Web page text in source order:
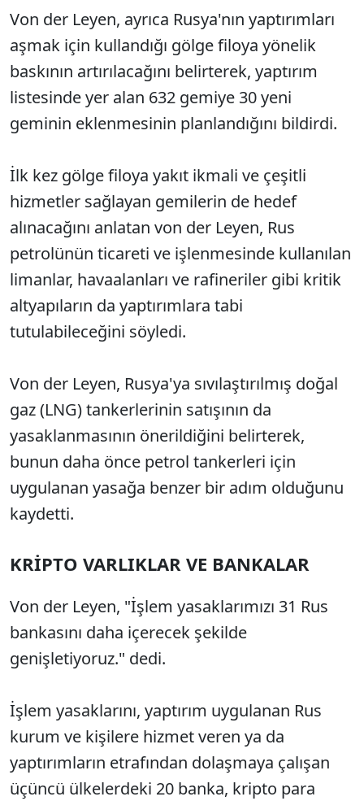
Von der Leyen, ayrıca Rusya'nın yaptırımları
aşmak için kullandığı gölge filoya yönelik
baskının artırılacağını belirterek, yaptırım
listesinde yer alan 632 gemiye 30 yeni
geminin eklenmesinin planlandığını bildirdi.
İlk kez gölge filoya yakıt ikmali ve çeşitli
hizmetler sağlayan gemilerin de hedef
alınacağını anlatan von der Leyen, Rus
petrolünün ticareti ve işlenmesinde kullanılan
limanlar, havaalanları ve rafineriler gibi kritik
altyapıların da yaptırımlara tabi
tutulabileceğini söyledi.
Von der Leyen, Rusya'ya sıvılaştırılmış doğal
gaz (LNG) tankerlerinin satışının da
yasaklanmasının önerildiğini belirterek,
bunun daha önce petrol tankerleri için
uygulanan yasağa benzer bir adım olduğunu
kaydetti.
KRİPTO VARLIKLAR VE BANKALAR
Von der Leyen, "İşlem yasaklarımızı 31 Rus
bankasını daha içerecek şekilde
genişletiyoruz." dedi.
İşlem yasaklarını, yaptırım uygulanan Rus
kurum ve kişilere hizmet veren ya da
yaptırımların etrafından dolaşmaya çalışan
üçüncü ülkelerdeki 20 banka, kripto para